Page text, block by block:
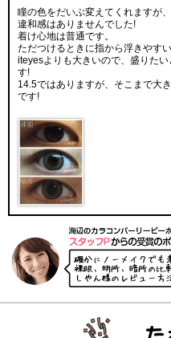
瞳の色をだいぶ変えてくれますが
違和感はありませんでした!
着け心地は普通です。
ただつけるときに指から浮きやす
iteyesよりも大きいので、盛りた
す!
14.5ではありますが、そこまで大
です!